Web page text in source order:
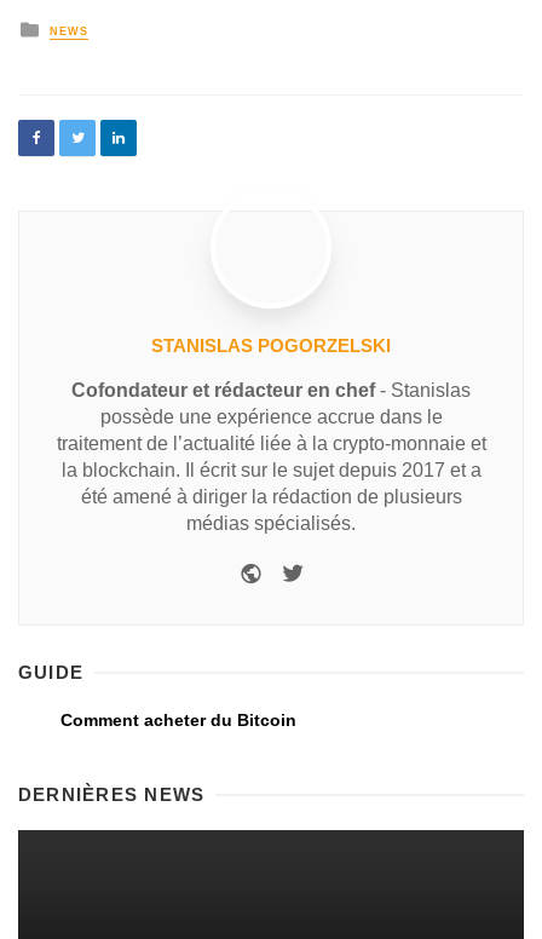
NEWS
STANISLAS POGORZELSKI
Cofondateur et rédacteur en chef- Stanislas
possède une expérience accrue dans le
traitement de l’actualité liée à la crypto-monnaie et
la blockchain. Il écrit sur le sujet depuis 2017 et a
été amené à diriger la rédaction de plusieurs
médias spécialisés.
GUIDE
Comment acheter du Bitcoin
DERNIÈRES NEWS